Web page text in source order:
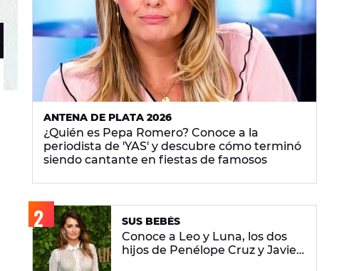
ANTENA DE PLATA 2026
¿Quién es Pepa Romero? Conoce a la
periodista de 'YAS' y descubre cómo terminó
siendo cantante en fiestas de famosos
SUS BEBÉS
Conoce a Leo y Luna, los dos
hijos de Penélope Cruz y Javier